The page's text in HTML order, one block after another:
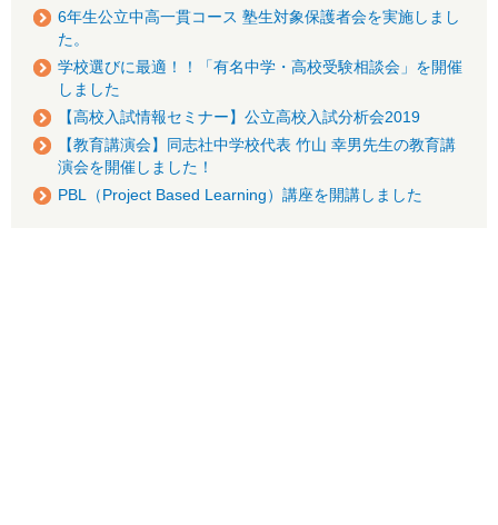
6年生公立中高一貫コース 塾生対象保護者会を実施しまし
た。
学校選びに最適！！「有名中学・高校受験相談会」を開催
しました
【高校入試情報セミナー】公立高校入試分析会2019
【教育講演会】同志社中学校代表 竹山 幸男先生の教育講
演会を開催しました！
PBL（Project Based Learning）講座を開講しました